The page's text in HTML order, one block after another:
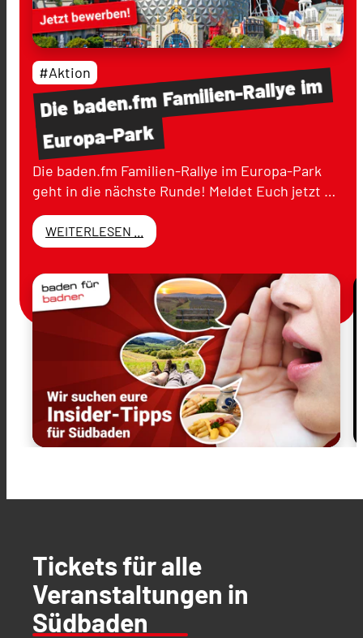
Diebaden.fmFamilien-Rallyeim
Europa-Park
#Aktion
Die baden.fm Familien-Rallye im Europa-Park
geht in die nächste Runde! Meldet Euch jetzt …
WEITERLESEN ...
Tickets für alle
Veranstaltungen in
Südbaden